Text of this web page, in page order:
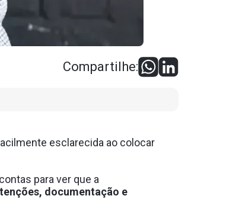
Compartilhe:
esclarecida ao colocar
para ver que a
documentação e